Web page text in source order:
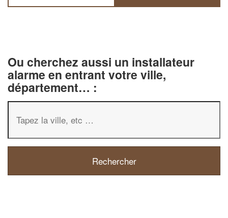
Ou cherchez aussi un installateur
alarme en entrant votre ville,
département… :